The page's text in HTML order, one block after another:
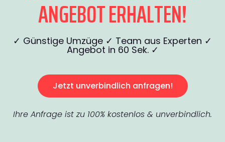
ANGEBOT ERHALTEN!
✓ Günstige Umzüge ✓ Team aus Experten ✓
Angebot in 60 Sek. ✓
Jetzt unverbindlich anfragen!
Ihre Anfrage ist zu 100% kostenlos & unverbindlich.